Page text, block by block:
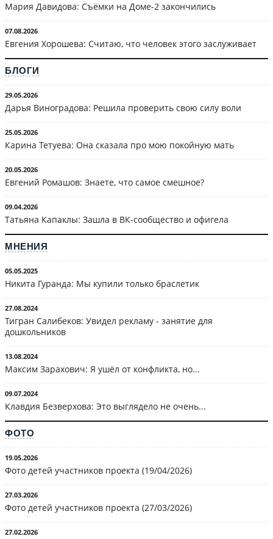
Мария Давидова: Съёмки на Доме-2 закончились
07.08.2026
Евгения Хорошева: Считаю, что человек этого заслуживает
БЛОГИ
29.05.2026
Дарья Виноградова: Решила проверить свою силу воли
25.05.2026
Карина Тетуева: Она сказала про мою покойную мать
20.05.2026
Евгений Ромашов: Знаете, что самое смешное?
09.04.2026
Татьяна Капаклы: Зашла в ВК-сообщество и офигела
МНЕНИЯ
05.05.2025
Никита Гуранда: Мы купили только браслетик
27.08.2024
Тигран Салибеков: Увидел рекламу - занятие для
дошкольников
13.08.2024
Максим Зарахович: Я ушёл от конфликта, но...
09.07.2024
Клавдия Безверхова: Это выглядело не очень...
ФОТО
19.05.2026
Фото детей участников проекта (19/04/2026)
27.03.2026
Фото детей участников проекта (27/03/2026)
27.02.2026